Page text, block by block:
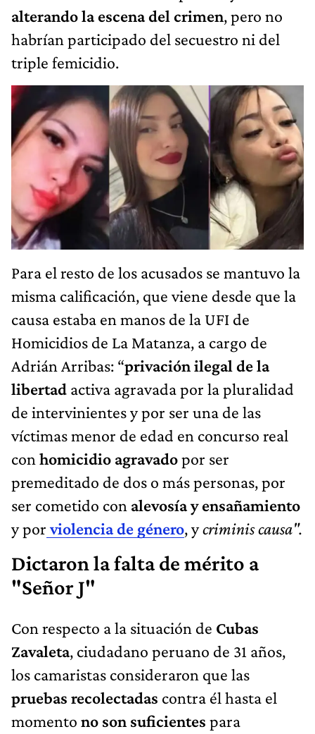
alterando la escena del crimen, pero no
habrían participado del secuestro ni del
triple femicidio.
Para el resto de los acusados se mantuvo la
misma calificación, que viene desde que la
causa estaba en manos de la UFI de
Homicidios de La Matanza, a cargo de
Adrián Arribas: “privación ilegal de la
libertad activa agravada por la pluralidad
de intervinientes y por ser una de las
víctimas menor de edad en concurso real
con homicidio agravadopor ser
premeditado de dos o más personas, por
ser cometido con alevosía y ensañamiento
y por violencia de género, ycriminis causa".
Dictaron la falta de mérito a
"Señor J"
Con respecto a la situación de Cubas
Zavaleta, ciudadano peruano de 31 años,
los camaristas consideraron que las
pruebas recolectadas contra él hasta el
momento no son suficientes para